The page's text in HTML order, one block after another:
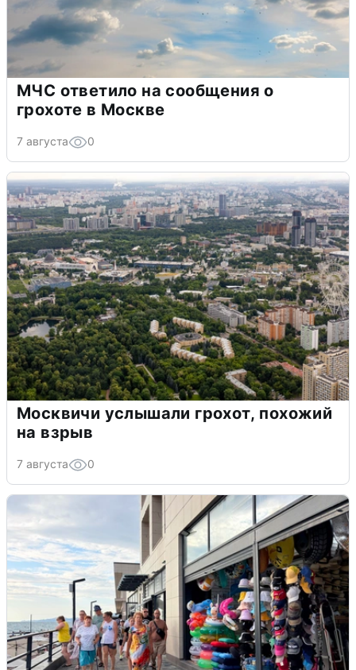
МЧС ответило на сообщения о
грохоте в Москве
7 августа 0
Москвичи услышали грохот, похожий
на взрыв
7 августа 0